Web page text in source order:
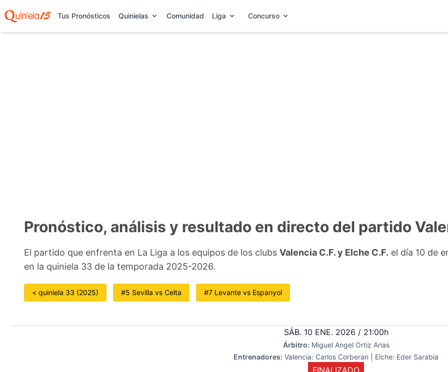
Tus Pronósticos Quinielas Comunidad Liga Concurso
Pronóstico, análisis y resultado en directo del partido
El partido que enfrenta en La Liga a los equipos de los clubs Valencia C.F. y Elche C.F. el día 10 de
en la quiniela 33 de la temporada 2025-2026.
< quiniela 33 (2025) #5 Sevilla vs Celta #7 Levante vs Espanyol
SÁB. 10 ENE. 2026 / 21:00h
Árbitro: Miguel Angel Ortiz Arias
Entrenadores: Valencia: Carlos Corberan | Elche: Eder Sarabia
FINALIZADO